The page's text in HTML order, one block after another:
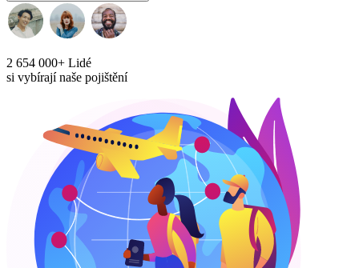
2 654 000+ Lidé
si vybírají naše pojištění